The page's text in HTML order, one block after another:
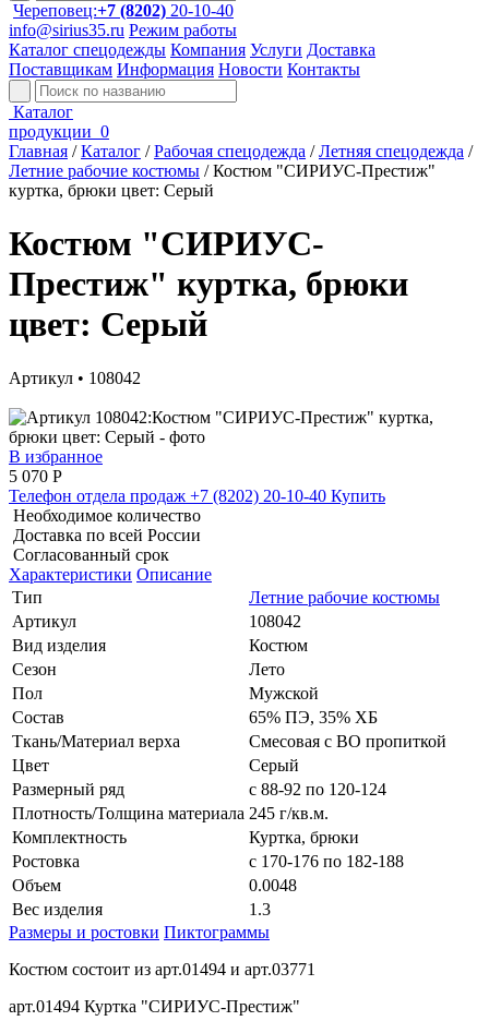
Череповец:+7 (8202) 20-10-40
info@sirius35.ru Режим работы
Каталог спецодежды Компания Услуги Доставка
Поставщикам Информация Новости Контакты
Каталог
продукции 0
Главная / Каталог / Рабочая спецодежда / Летняя спецодежда /
Летние рабочие костюмы / Костюм "СИРИУС-Престиж"
куртка, брюки цвет: Серый
Костюм "СИРИУС-
Престиж" куртка, брюки
цвет: Серый
Артикул • 108042
В избранное
5 070 Р
Телефон отдела продаж +7 (8202) 20-10-40 Купить
Необходимое количество
Доставка по всей России
Согласованный срок
Характеристики Описание
Тип
Летние рабочие костюмы
Артикул
108042
Вид изделия
Костюм
Сезон
Лето
Пол
Мужской
Состав
65% ПЭ, 35% ХБ
Ткань/Материал верха
Смесовая с ВО пропиткой
Цвет
Серый
Размерный ряд
с 88-92 по 120-124
Плотность/Толщина материала 245 г/кв.м.
Комплектность
Куртка, брюки
Ростовка
с 170-176 по 182-188
Объем
0.0048
Вес изделия
1.3
Размеры и ростовки Пиктограммы
Костюм состоит из арт.01494 и арт.03771
арт.01494 Куртка "СИРИУС-Престиж"